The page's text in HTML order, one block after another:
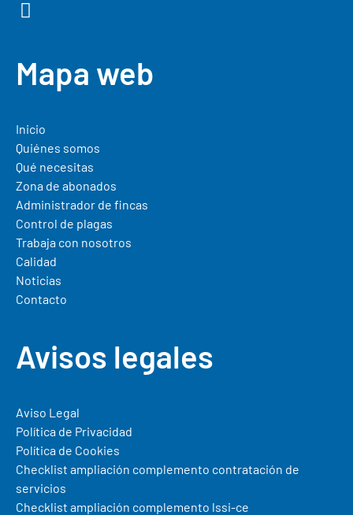
Mapa web
Inicio
Quiénes somos
Qué necesitas
Zona de abonados
Administrador de fincas
Control de plagas
Trabaja con nosotros
Calidad
Noticias
Contacto
Avisos legales
Aviso Legal
Política de Privacidad
Política de Cookies
Checklist ampliación complemento contratación de
servicios
Checklist ampliación complemento lssi-ce